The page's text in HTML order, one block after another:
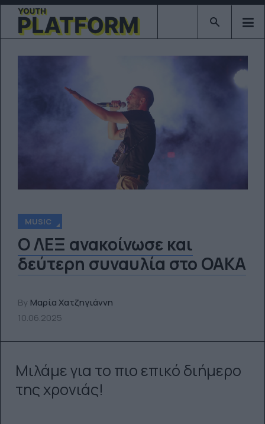
Type 2 or
MUSIC
O ΛΕΞ ανακοίνωσε και
δεύτερη συναυλία στο ΟΑΚΑ
By Μαρία Χατζηγιάννη
10.06.2025
Μιλάμε για το πιο επικό διήμερο
της χρονιάς!